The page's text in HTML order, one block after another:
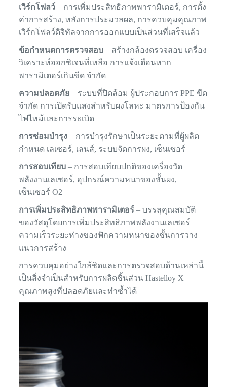
เวิร์กโฟลว์– การเพิ่มประสิทธิภาพพารามิเตอร์, การตั้ง
ค่าการสร้าง, หลังการประมวลผล, การควบคุมคุณภาพ
เวิร์กโฟลว์ดิจิทัลจากการออกแบบเป็นส่วนที่เสร็จแล้ว
ข้อกำหนดการตรวจสอบ– สร้างกล้องตรวจสอบ เครื่อง
วิเคราะห์ออกซิเจนที่เหลือ การแจ้งเตือนหาก
พารามิเตอร์เกินขีด จำกัด
ความปลอดภัย– ระบบที่ปิดล้อม ผู้ประกอบการ PPE ขีด
จำกัด การเปิดรับแสงสำหรับผงโลหะ มาตรการป้องกัน
ไฟไหม้และการระเบิด
การซ่อมบำรุง– การบำรุงรักษาเป็นระยะตามที่ผู้ผลิต
กำหนด เลเซอร์, เลนส์, ระบบจัดการผง, เซ็นเซอร์
การสอบเทียบ– การสอบเทียบปกติของเครื่องวัด
พลังงานเลเซอร์, อุปกรณ์ความหนาของชั้นผง,
เซ็นเซอร์ O2
การเพิ่มประสิทธิภาพพารามิเตอร์– บรรลุคุณสมบัติ
ของวัสดุโดยการเพิ่มประสิทธิภาพพลังงานเลเซอร์
ความเร็วระยะห่างของฟักความหนาของชั้นการวาง
แนวการสร้าง
การควบคุมอย่างใกล้ชิดและการตรวจสอบด้านเหล่านี้
เป็นสิ่งจำเป็นสำหรับการผลิตชิ้นส่วน Hastelloy X
คุณภาพสูงที่ปลอดภัยและทำซ้ำได้